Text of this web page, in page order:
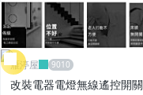
雁渟屋
改裝電器電燈無線遙控開關